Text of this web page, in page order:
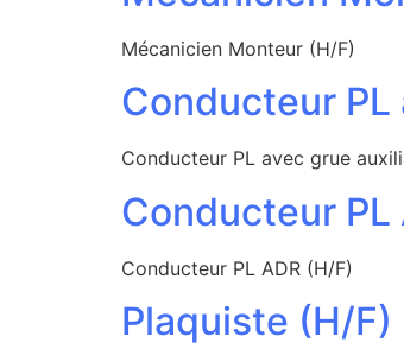
Mécanicien Monteur (H/F)
Conducteur PL
Conducteur PL avec grue
Conducteur PL
Conducteur PL ADR (H/F)
Plaquiste (H/F)